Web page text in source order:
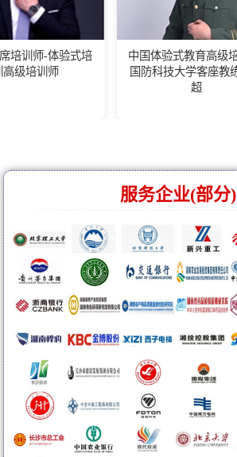
式培
中国体验式教育高级培训师-
国防科技大学客座教练王佰
服务企业(部分)